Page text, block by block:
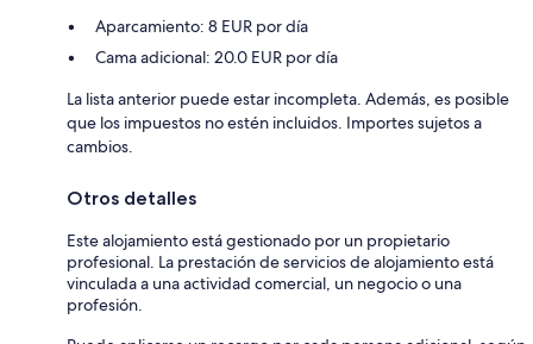
Aparcamiento: 8 EUR por día
Cama adicional: 20.0 EUR por día
La lista anterior puede estar incompleta. Además, es posible
que los impuestos no estén incluidos. Importes sujetos a
cambios.
Otros detalles
Este alojamiento está gestionado por un propietario
profesional. La prestación de servicios de alojamiento está
vinculada a una actividad comercial, un negocio o una
profesión.